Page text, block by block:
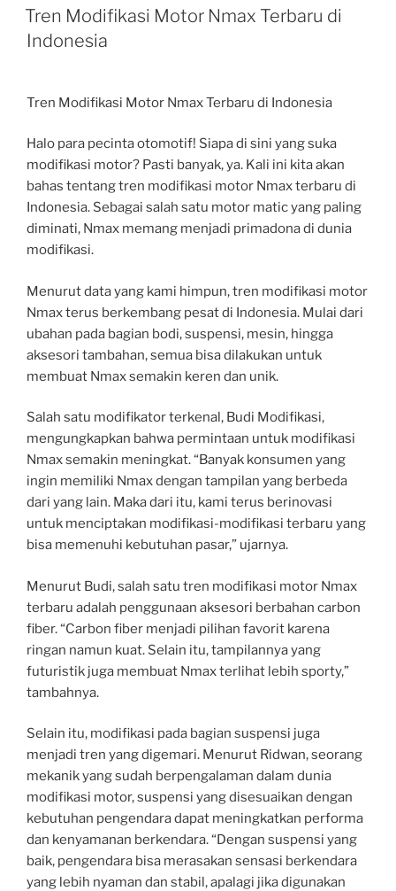
ON
Tren Modifikasi Motor Nmax Terbaru di
Indonesia
Tren Modifikasi Motor Nmax Terbaru di Indonesia
Halo para pecinta otomotif! Siapa di sini yang suka
modifikasi motor? Pasti banyak, ya. Kali ini kita akan
bahas tentang tren modifikasi motor Nmax terbaru di
Indonesia. Sebagai salah satu motor matic yang paling
diminati, Nmax memang menjadi primadona di dunia
modifikasi.
Menurut data yang kami himpun, tren modifikasi motor
Nmax terus berkembang pesat di Indonesia. Mulai dari
ubahan pada bagian bodi, suspensi, mesin, hingga
aksesori tambahan, semua bisa dilakukan untuk
membuat Nmax semakin keren dan unik.
Salah satu modifikator terkenal, Budi Modifikasi,
mengungkapkan bahwa permintaan untuk modifikasi
Nmax semakin meningkat. “Banyak konsumen yang
ingin memiliki Nmax dengan tampilan yang berbeda
dari yang lain. Maka dari itu, kami terus berinovasi
untuk menciptakan modifikasi-modifikasi terbaru yang
bisa memenuhi kebutuhan pasar,” ujarnya.
Menurut Budi, salah satu tren modifikasi motor Nmax
terbaru adalah penggunaan aksesori berbahan carbon
fiber. “Carbon fiber menjadi pilihan favorit karena
ringan namun kuat. Selain itu, tampilannya yang
futuristik juga membuat Nmax terlihat lebih sporty,”
tambahnya.
Selain itu, modifikasi pada bagian suspensi juga
menjadi tren yang digemari. Menurut Ridwan, seorang
mekanik yang sudah berpengalaman dalam dunia
modifikasi motor, suspensi yang disesuaikan dengan
kebutuhan pengendara dapat meningkatkan performa
dan kenyamanan berkendara. “Dengan suspensi yang
baik, pengendara bisa merasakan sensasi berkendara
yang lebih nyaman dan stabil, apalagi jika digunakan